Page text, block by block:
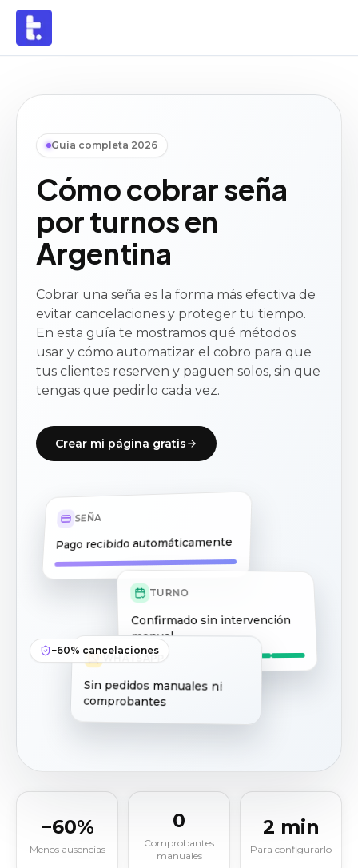
Guía completa 2026
Cómo cobrar seña
por turnos en
Argentina
Cobrar una seña es la forma más efectiva de
evitar cancelaciones y proteger tu tiempo.
En esta guía te mostramos qué métodos
usar y cómo automatizar el cobro para que
tus clientes reserven y paguen solos, sin que
tengas que pedirlo cada vez.
Crear mi página gratis
SEÑA
Pago recibido automáticamente
TURNO
Confirmado sin intervención
manual
WHATSAPP
Sin pedidos manuales ni
comprobantes
−60% cancelaciones
−60%
Menos ausencias
0
Comprobantes
manuales
2 min
Para configurarlo